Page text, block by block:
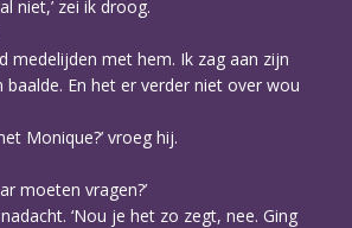
niet,’ zei ik droog.
medelijden met hem. Ik zag aan zijn
baalde. En het er verder niet over wou
Monique?’ vroeg hij.
moeten vragen?’
nadacht. ‘Nou je het zo zegt, nee. Ging